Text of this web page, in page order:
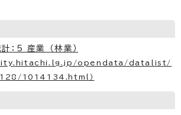
5 産業 （林業）
opendata/datalist/
1014134.html）